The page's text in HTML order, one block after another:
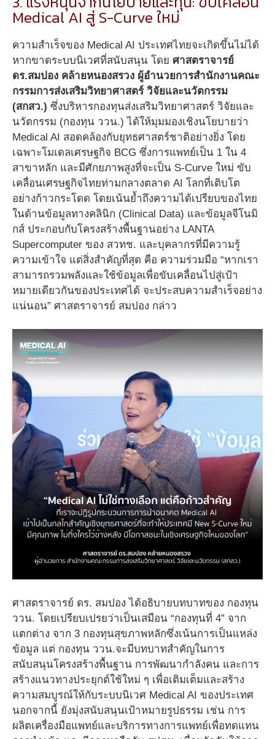
Medical AI สู่ S-Curve ใหม่
ความสำเร็จของ Medical AI ประเทศไทยจะเกิดขึ้นไม่ได้
หากขาดระบบนิเวศที่สนับสนุน โดย ศาสตราจารย์
ดร.สมปอง คล้ายหนองสรวง ผู้อำนวยการสำนักงานคณะ
กรรมการส่งเสริมวิทยาศาสตร์ วิจัยและนวัตกรรม
(สกสว.) ซึ่งบริหารกองทุนส่งเสริมวิทยาศาสตร์ วิจัยและ
นวัตกรรม (กองทุน ววน.) ได้ให้มุมมองเชิงนโยบายว่า
Medical AI สอดคล้องกับยุทธศาสตร์ชาติอย่างยิ่ง โดย
เฉพาะโมเดลเศรษฐกิจ BCG ซึ่งการแพทย์เป็น 1 ใน 4
สาขาหลัก และมีศักยภาพสูงที่จะเป็น S-Curve ใหม่ ขับ
เคลื่อนเศรษฐกิจไทยท่ามกลางตลาด AI โลกที่เติบโต
อย่างก้าวกระโดด โดยเน้นย้ำถึงความได้เปรียบของไทย
ในด้านข้อมูลทางคลินิก (Clinical Data) และข้อมูลจีโนมิ
กส์ ประกอบกับโครงสร้างพื้นฐานอย่าง LANTA
Supercomputer ของ สวทช. และบุคลากรที่มีความรู้
ความเข้าใจ แต่สิ่งสำคัญที่สุด คือ ความร่วมมือ “หากเรา
สามารถรวมพลังและใช้ข้อมูลเพื่อขับเคลื่อนไปสู่เป้า
หมายเดียวกันของประเทศได้ จะประสบความสำเร็จอย่าง
แน่นอน” ศาสตราจารย์ สมปอง กล่าว
ศาสตราจารย์ ดร. สมปอง ได้อธิบายบทบาทของ กองทุน
ววน. โดยเปรียบเปรยว่าเป็นเสมือน “กองทุนที่ 4” จาก
แตกต่าง จาก 3 กองทุนสุขภาพหลักซึ่งเน้นการเป็นแหล่ง
ข้อมูล แต่ กองทุน ววน.จะมีบทบาทสำคัญในการ
สนับสนุนโครงสร้างพื้นฐาน การพัฒนากำลังคน และการ
สร้างแนวทางประยุกต์ใช้ใหม่ ๆ เพื่อเติมเต็มและสร้าง
ความสมบูรณ์ให้กับระบบนิเวศ Medical AI ของประเทศ
นอกจากนี้ ยังมุ่งสนับสนุนเป้าหมายรูปธรรม เช่น การ
ผลิตเครื่องมือแพทย์และบริการทางการแพทย์เพื่อทดแทน